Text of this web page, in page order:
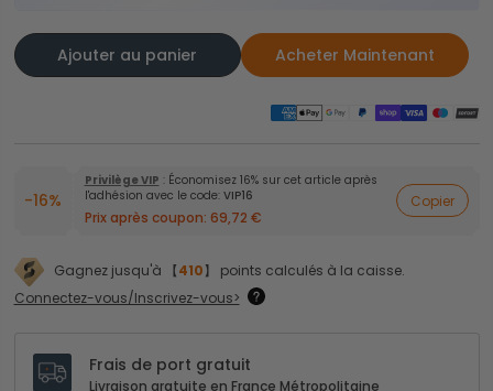
Ajouter au panier Acheter Maintenant
-16%
Privilège VIP : Économisez 16% sur cet article après
l'adhésion avec le code: VIP16
Prix après coupon: 69,72 €
Copier
Gagnez jusqu'à 【410】 points calculés à la caisse.
Connectez-vous/Inscrivez-vous>
Frais de port gratuit
Livraison gratuite en France Métropolitaine